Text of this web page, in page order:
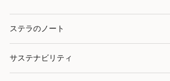
ステラのノート
サステナビリティ